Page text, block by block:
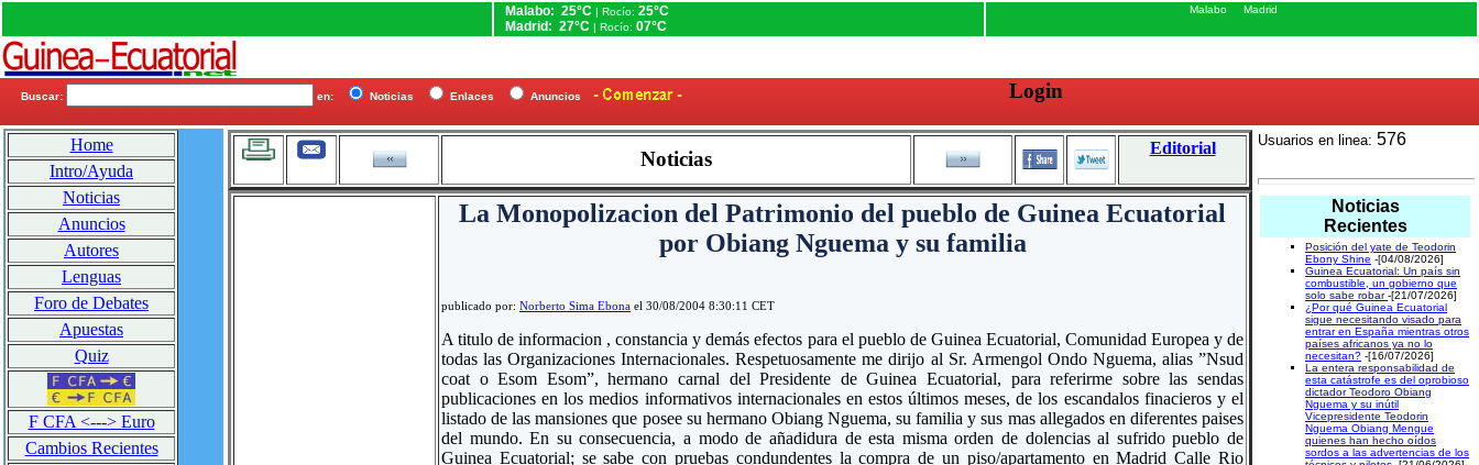
Malabo: 25°C | Rocío: 25°C
Madrid: 27°C | Rocío: 07°C
Malabo Madrid
Buscar: en: Noticias Enlaces Anuncios Login
Home
Intro/Ayuda
Noticias
Anuncios
Autores
Lenguas
Foro de Debates
Apuestas
Quiz
F CFA <---> Euro
Cambios Recientes
Noticias Editorial
La Monopolizacion del Patrimonio del pueblo de Guinea Ecuatorial
por Obiang Nguema y su familia
publicado por: Norberto Sima Ebona el 30/08/2004 8:30:11 CET
A titulo de informacion , constancia y demás efectos para el pueblo de Guinea Ecuatorial, Comunidad Europea y de
todas las Organizaciones Internacionales. Respetuosamente me dirijo al Sr. Armengol Ondo Nguema, alias ”Nsud
coat o Esom Esom”, hermano carnal del Presidente de Guinea Ecuatorial, para referirme sobre las sendas
publicaciones en los medios informativos internacionales en estos últimos meses, de los escandalos finacieros y el
listado de las mansiones que posee su hermano Obiang Nguema, su familia y sus mas allegados en diferentes paises
del mundo. En su consecuencia, a modo de añadidura de esta misma orden de dolencias al sufrido pueblo de
Guinea Ecuatorial; se sabe con pruebas condundentes la compra de un piso/apartamento en Madrid Calle Rio
Usuarios en linea: 576
Noticias
Recientes
Posición del yate de Teodorin
Ebony Shine -[04/08/2026]
Guinea Ecuatorial: Un país sin
combustible, un gobierno que
solo sabe robar-[21/07/2026]
¿Por qué Guinea Ecuatorial
sigue necesitando visado para
entrar en España mientras otros
países africanos ya no lo
necesitan? -[16/07/2026]
La entera responsabilidad de
esta catástrofe es del oprobioso
dictador Teodoro Obiang
Nguema y su inútil
Vicepresidente Teodorin
Nguema Obiang Mengue
quienes han hecho oídos
sordos a las advertencias de los